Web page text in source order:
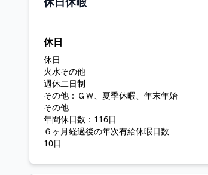
休日
休日
火水その他
週休二日制
その他：ＧＷ、夏季休暇、年末年始
その他
年間休日数：116日
６ヶ月経過後の年次有給休暇日数
10日